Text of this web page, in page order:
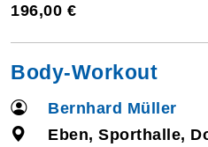
196,00 €
Body-Workout
Bernhard Müller
Eben, Sporthalle,